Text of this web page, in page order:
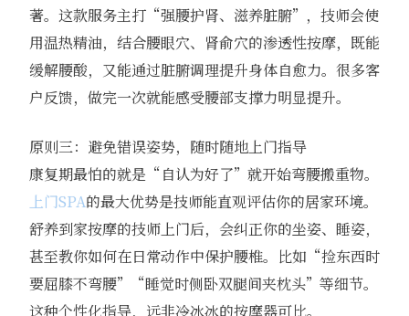
著。这款服务主打“强腰护肾、滋养脏腑”，技师会使
用温热精油，结合腰眼穴、肾俞穴的渗透性按摩，既能
缓解腰酸，又能通过脏腑调理提升身体自愈力。很多客
户反馈，做完一次就能感受腰部支撑力明显提升。
原则三：避免错误姿势，随时随地上门指导
康复期最怕的就是“自认为好了”就开始弯腰搬重物。
上门SPA的最大优势是技师能直观评估你的居家环境。
舒养到家按摩的技师上门后，会纠正你的坐姿、睡姿，
甚至教你如何在日常动作中保护腰椎。比如“捡东西时
要屈膝不弯腰”“睡觉时侧卧双腿间夹枕头”等细节。
这种个性化指导，远非冷冰冰的按摩器可比。